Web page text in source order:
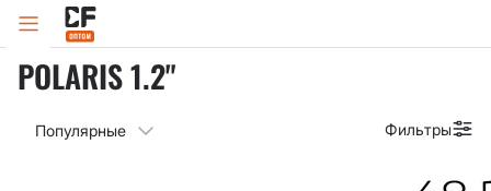
Главная Каталог
POLARIS 1.2"
Фильтры
Популярные